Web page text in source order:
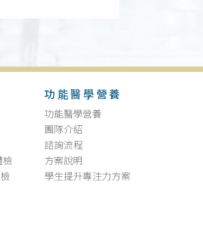
檢
功能醫學營養
功能醫學營養
團隊介紹
諮詢流程
方案說明
學生提升專注力方案